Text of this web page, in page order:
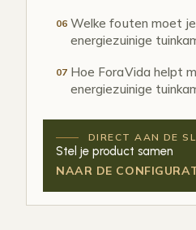
06 Welke fouten moet
energiezuinige
07 Hoe ForaVida helpt
energiezuinige
DIRECT AAN DE
Stel je product samen
NAAR DE